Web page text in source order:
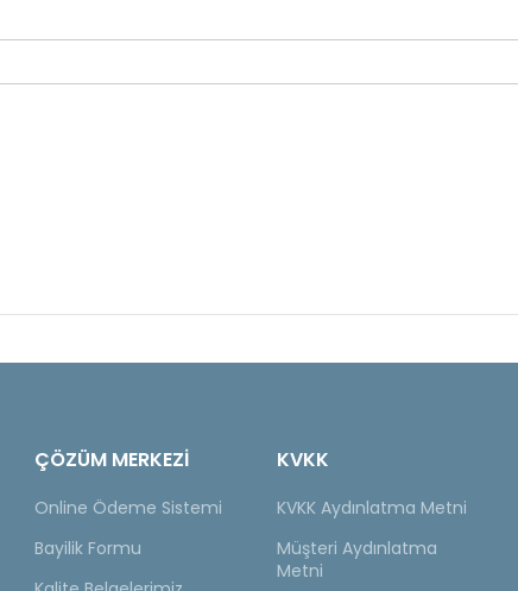
ÇÖZÜM MERKEZİ
Online Ödeme Sistemi
Bayilik Formu
KVKK
KVKK Aydınlatma Metni
Müşteri Aydınlatma
Metni